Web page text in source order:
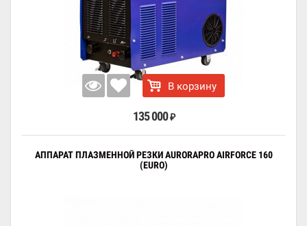
В корзину
135 000 ₽
АППАРАТ ПЛАЗМЕННОЙ РЕЗКИ AURORAPRO AIRFORCE 160
(EURO)